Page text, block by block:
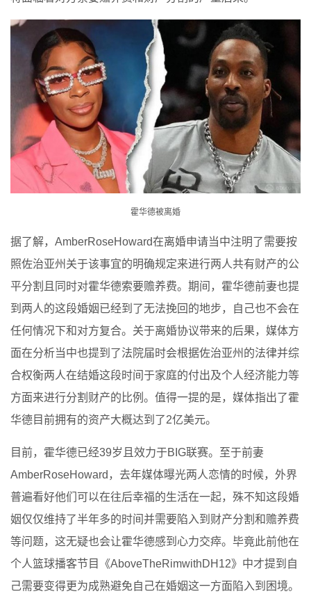
霍华德被离婚
据了解，AmberRoseHoward在离婚申请当中注明了需要按
照佐治亚州关于该事宜的明确规定来进行两人共有财产的公
平分割且同时对霍华德索要赡养费。期间，霍华德前妻也提
到两人的这段婚姻已经到了无法挽回的地步，自己也不会在
任何情况下和对方复合。关于离婚协议带来的后果，媒体方
面在分析当中也提到了法院届时会根据佐治亚州的法律并综
合权衡两人在结婚这段时间于家庭的付出及个人经济能力等
方面来进行分割财产的比例。值得一提的是，媒体指出了霍
华德目前拥有的资产大概达到了2亿美元。
目前，霍华德已经39岁且效力于BIG联赛。至于前妻
AmberRoseHoward，去年媒体曝光两人恋情的时候，外界
普遍看好他们可以在往后幸福的生活在一起，殊不知这段婚
姻仅仅维持了半年多的时间并需要陷入到财产分割和赡养费
等问题，这无疑也会让霍华德感到心力交瘁。毕竟此前他在
个人篮球播客节目《AboveTheRimwithDH12》中才提到自
己需要变得更为成熟避免自己在婚姻这一方面陷入到困境。